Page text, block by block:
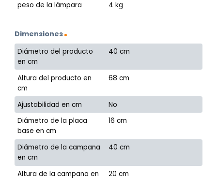
peso de la lámpara
4 kg
Dimensiones
Diámetro del producto
en cm
40 cm
Altura del producto en
cm
68 cm
Ajustabilidad en cm
No
Diámetro de la placa
base en cm
16 cm
Diámetro de la campana
en cm
40 cm
Altura de la campana en
20 cm